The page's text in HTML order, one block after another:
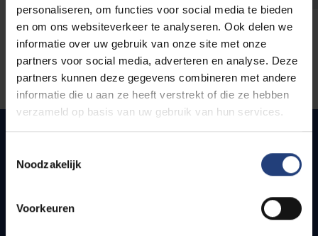
personaliseren, om functies voor social media te bieden
en om ons websiteverkeer te analyseren. Ook delen we
informatie over uw gebruik van onze site met onze
partners voor social media, adverteren en analyse. Deze
partners kunnen deze gegevens combineren met andere
informatie die u aan ze heeft verstrekt of die ze hebben
verzameld op basis van uw gebruik van hun services.
Noodzakelijk
Voorkeuren
Snel naar